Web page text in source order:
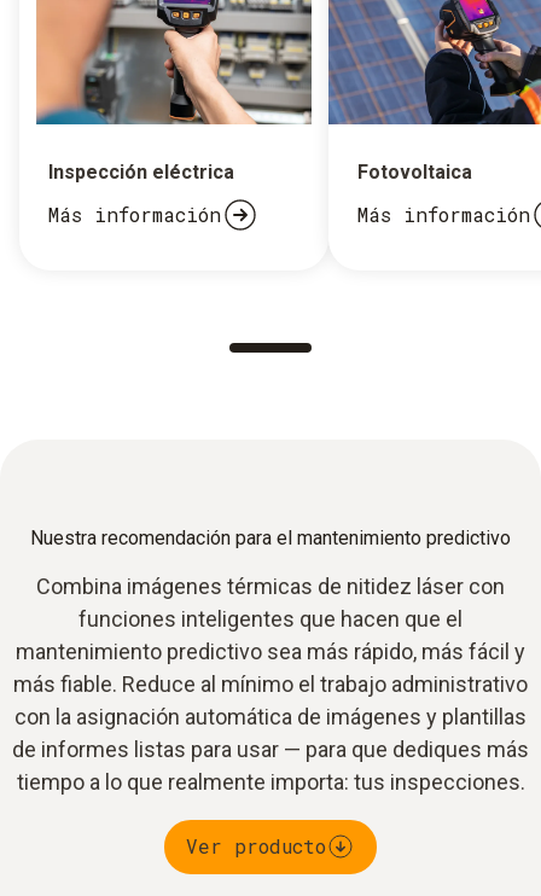
Inspección eléctrica
Más información
Fotovoltaica
Más información
Nuestra recomendación para el mantenimiento predictivo
Combina imágenes térmicas de nitidez láser con
funciones inteligentes que hacen que el
mantenimiento predictivo sea más rápido, más fácil y
más fiable. Reduce al mínimo el trabajo administrativo
con la asignación automática de imágenes y plantillas
de informes listas para usar — para que dediques más
tiempo a lo que realmente importa: tus inspecciones.
Ver producto